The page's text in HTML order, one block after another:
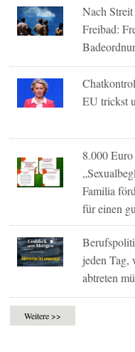
Nach
Freibad:
EU trickst
8.000
Familia
für einen
jeden Tag,
abtreten
Weitere >>